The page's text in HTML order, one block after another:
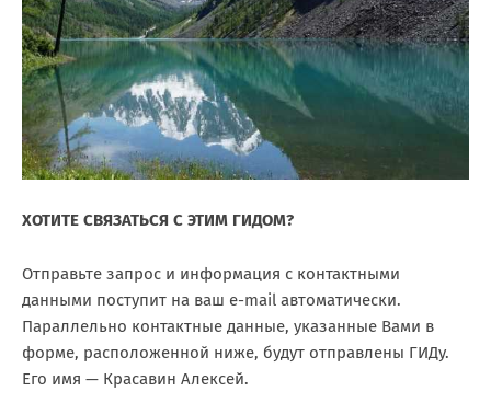
ХОТИТЕ СВЯЗАТЬСЯ С ЭТИМ ГИДОМ?
Отправьте запрос и информация с контактными
данными поступит на ваш e-mail автоматически.
Параллельно контактные данные, указанные Вами в
форме, расположенной ниже, будут отправлены ГИДу.
Его имя — Красавин Алексей.